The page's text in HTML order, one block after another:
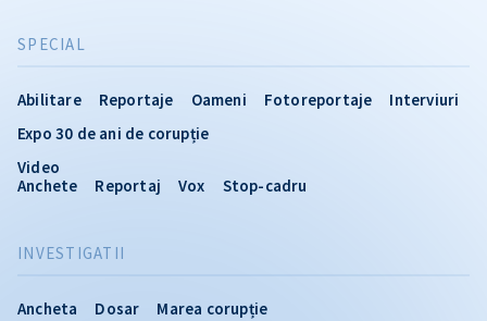
INVESTIGATII
Ancheta Dosar
Marea corupție
SPECIAL
Abilitare Reportaje Oameni Fotoreportaje
Interviuri
Expo 30 de ani de corupție
Video
Anchete
Reportaj Vox Stop-cadru